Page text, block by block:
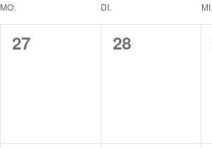
Kalender
von
Veranstaltungen
MO. DI. MI.
0
27
0
28